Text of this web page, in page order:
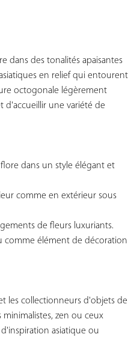
dans des tonalités apaisantes
en relief qui entourent
octogonale légèrement
d'accueillir une variété de
dans un style élégant et
comme en extérieur sous
de fleurs luxuriants.
comme élément de décoration
les collectionneurs d'objets de
zen ou ceux
asiatique ou